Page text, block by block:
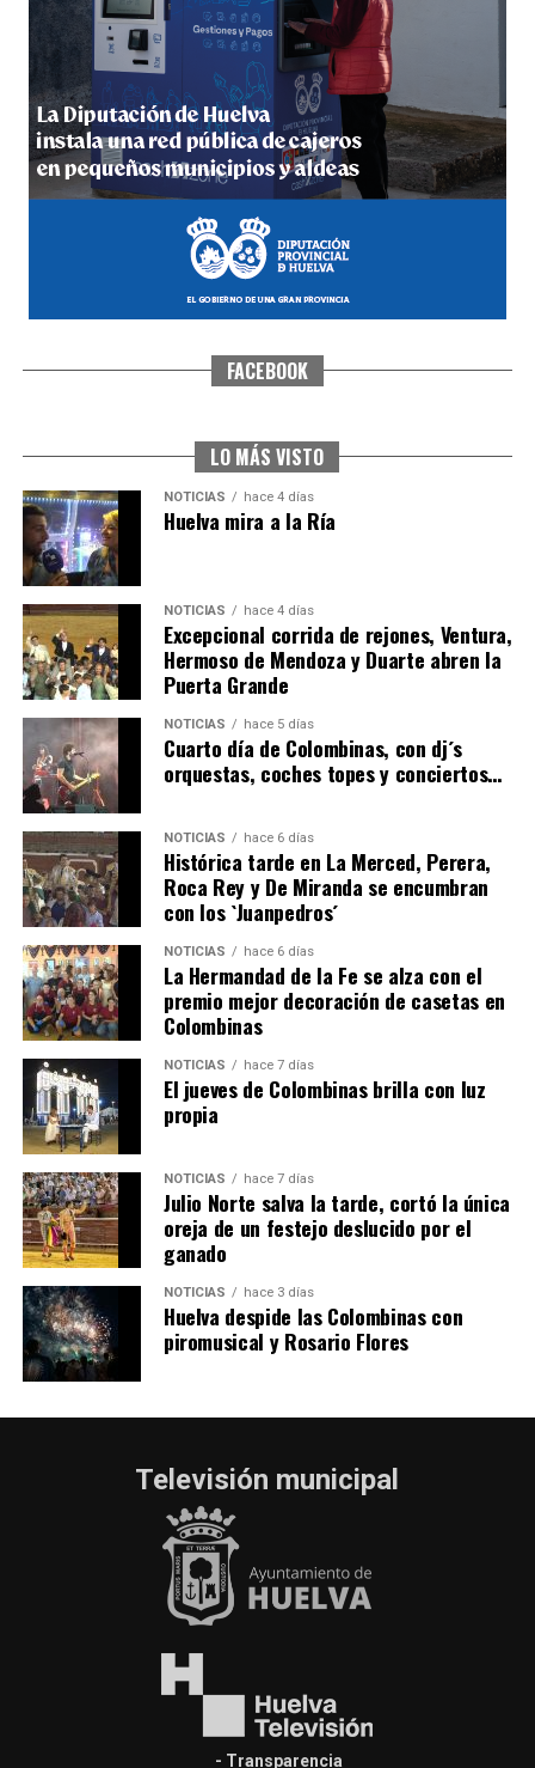
4º DÍA DE LAS FIESTAS COLOMBINAS 2026
hace 5 días·Huelvatv
SEXTA CORRIDA DE LAS FIESTAS COLOMBINAS
6º DÍA DE LAS FIESTAS COLOMBINAS 2026
hace 3 días Huelvatv
QUINTA CORRIDA DE LAS FIESTAS COLOMBINAS
2026
hace 3 días· Huelvatv
FACEBOOK
LO MÁS VISTO
NOTICIAS hace 4 días
Huelva mira a la Ría
NOTICIAS hace 4 días
Excepcional corrida de rejones, Ventura,
Hermoso de Mendoza y Duarte abren la
Puerta Grande
NOTICIAS hace 5 días
Cuarto día de Colombinas, con dj´s
orquestas, coches topes y conciertos…
NOTICIAS hace 6 días
Histórica tarde en La Merced, Perera,
Roca Rey y De Miranda se encumbran
con los `Juanpedros´
NOTICIAS hace 6 días
La Hermandad de la Fe se alza con el
premio mejor decoración de casetas en
Colombinas
NOTICIAS hace 7 días
El jueves de Colombinas brilla con luz
propia
NOTICIAS hace 7 días
Julio Norte salva la tarde, cortó la única
oreja de un festejo deslucido por el
ganado
NOTICIAS hace 3 días
Huelva despide las Colombinas con
piromusical y Rosario Flores
Televisión municipal
- Transparencia